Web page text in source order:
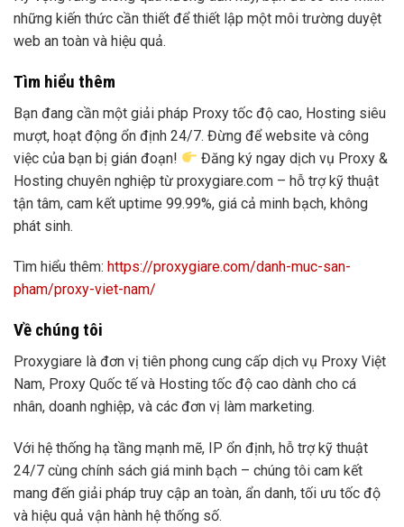
những kiến thức cần thiết để thiết lập một môi trường duyệt
web an toàn và hiệu quả.
Tìm hiểu thêm
Bạn đang cần một giải pháp Proxy tốc độ cao, Hosting siêu
mượt, hoạt động ổn định 24/7. Đừng để website và công
việc của bạn bị gián đoạn!
Đăng ký ngay dịch vụ Proxy &
Hosting chuyên nghiệp từ proxygiare.com – hỗ trợ kỹ thuật
tận tâm, cam kết uptime 99.99%, giá cả minh bạch, không
phát sinh.
Tìm hiểu thêm: https://proxygiare.com/danh-muc-san-
pham/proxy-viet-nam/
Về chúng tôi
Proxygiare là đơn vị tiên phong cung cấp dịch vụ Proxy Việt
Nam, Proxy Quốc tế và Hosting tốc độ cao dành cho cá
nhân, doanh nghiệp, và các đơn vị làm marketing.
Với hệ thống hạ tầng mạnh mẽ, IP ổn định, hỗ trợ kỹ thuật
24/7 cùng chính sách giá minh bạch – chúng tôi cam kết
mang đến giải pháp truy cập an toàn, ẩn danh, tối ưu tốc độ
và hiệu quả vận hành hệ thống số.